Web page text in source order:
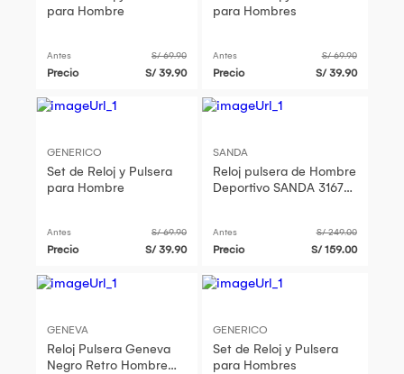
para Hombre
Antes S/ 69.90
Precio S/ 39.90
para Hombres
Antes S/ 69.90
Precio S/ 39.90
GENERICO
Set de Reloj y Pulsera
para Hombre
Antes S/ 69.90
Precio S/ 39.90
SANDA
Reloj pulsera de Hombre
Deportivo SANDA 3167
Antes S/ 249.00
Precio S/ 159.00
GENEVA
Reloj Pulsera Geneva
Negro Retro Hombre
GENERICO
Set de Reloj y Pulsera
para Hombres